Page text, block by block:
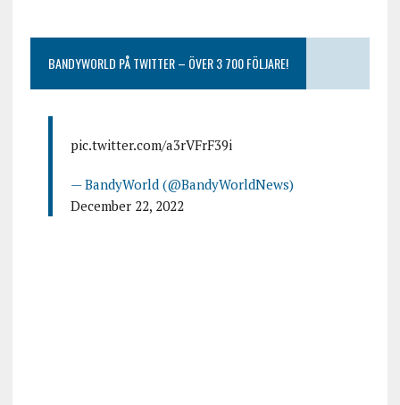
BANDYWORLD PÅ TWITTER – ÖVER 3 700 FÖLJARE!
pic.twitter.com/a3rVFrF39i
— BandyWorld (@BandyWorldNews)
December 22, 2022